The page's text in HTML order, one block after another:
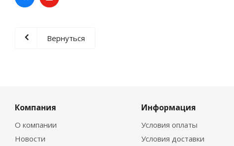
Вернуться
Компания
О компании
Новости
Информация
Условия оплаты
Условия доставки